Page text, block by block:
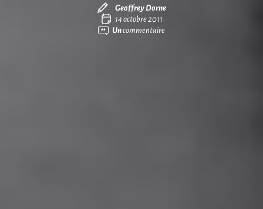
Geoffrey Dorne
14 octobre 2011
Uncommentaire